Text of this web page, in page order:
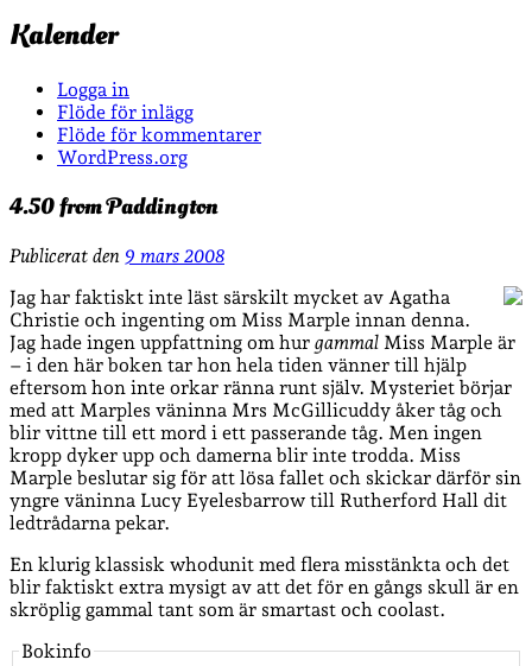
Kalender
Logga in
Flöde för inlägg
Flöde för kommentarer
WordPress.org
4.50 from Paddington
Publicerat den 9 mars 2008
Jag har faktiskt inte läst särskilt mycket av Agatha
Christie och ingenting om Miss Marple innan denna.
Jag hade ingen uppfattning om hur gammal Miss Marple är
– i den här boken tar hon hela tiden vänner till hjälp
eftersom hon inte orkar ränna runt själv. Mysteriet börjar
med att Marples väninna Mrs McGillicuddy åker tåg och
blir vittne till ett mord i ett passerande tåg. Men ingen
kropp dyker upp och damerna blir inte trodda. Miss
Marple beslutar sig för att lösa fallet och skickar därför sin
yngre väninna Lucy Eyelesbarrow till Rutherford Hall dit
ledtrådarna pekar.
En klurig klassisk whodunit med flera misstänkta och det
blir faktiskt extra mysigt av att det för en gångs skull är en
skröplig gammal tant som är smartast och coolast.
Bokinfo